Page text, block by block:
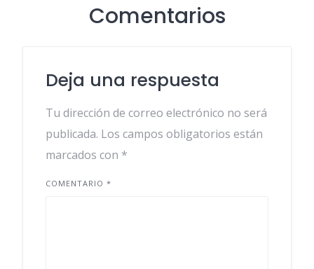
Comentarios
Deja una respuesta
Tu dirección de correo electrónico no será
publicada. Los campos obligatorios están
marcados con *
COMENTARIO *